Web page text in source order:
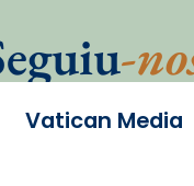
-
Vatican Media